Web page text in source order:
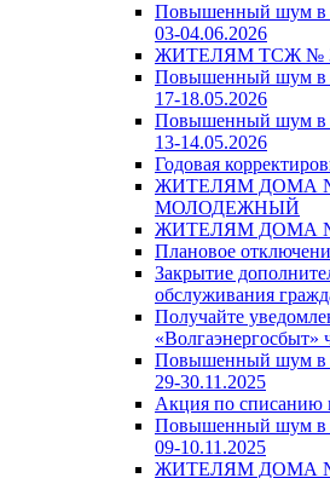
Повышенный шум в
03-04.06.2026
ЖИТЕЛЯМ ТСЖ №
Повышенный шум в
17-18.05.2026
Повышенный шум в
13-14.05.2026
Годовая
ЖИТЕЛЯМ ДОМА
МОЛОДЕЖНЫЙ
ЖИТЕЛЯМ ДОМА
Плановое
Закрытие
обслуживания
Получайте
«Волгаэнергосбыт»
Повышенный шум в
29-30.11.2025
Акция по списанию
Повышенный шум в
09-10.11.2025
ЖИТЕЛЯМ ДОМА